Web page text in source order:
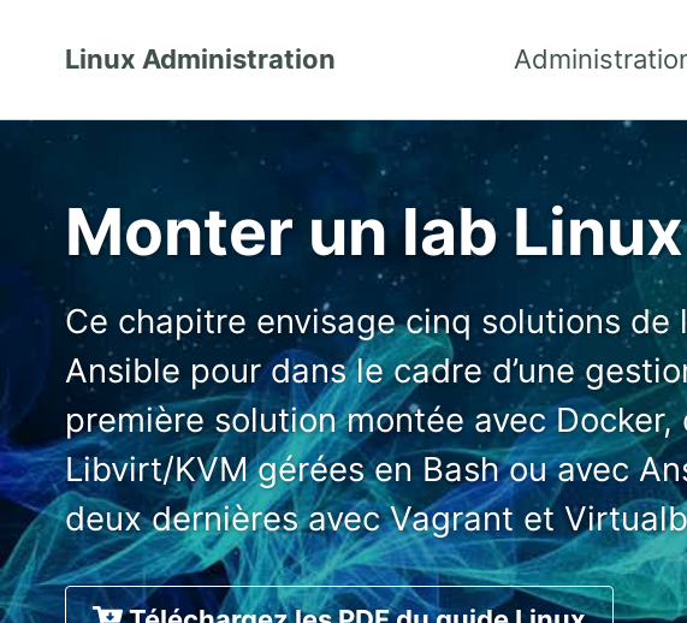
Linux Administration
Monter un lab
Ce chapitre envisage cinq solutions de
Ansible pour dans le cadre d’une
première solution montée avec
Libvirt/KVM gérées en Bash ou avec
deux dernières avec Vagrant et